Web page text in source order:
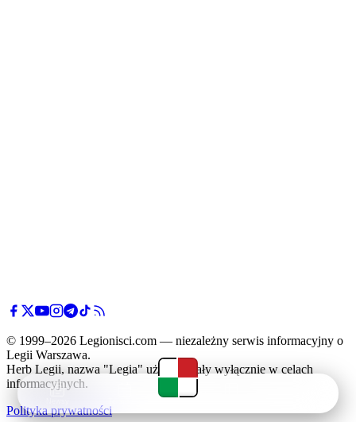
© 1999–2026 Legionisci.com — niezależny serwis informacyjny o
Legii Warszawa.
Herb Legii, nazwa "Legia" użyte zostały wyłącznie w celach
informacyjnych.
Polityka prywatności